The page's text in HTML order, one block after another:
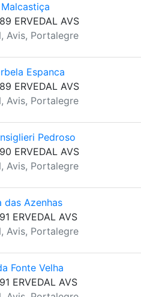
ERVEDAL AVS
Avis, Portalegre
Espanca
ERVEDAL AVS
Avis, Portalegre
Pedroso
ERVEDAL AVS
Avis, Portalegre
das Azenhas
ERVEDAL AVS
Avis, Portalegre
Fonte Velha
ERVEDAL AVS